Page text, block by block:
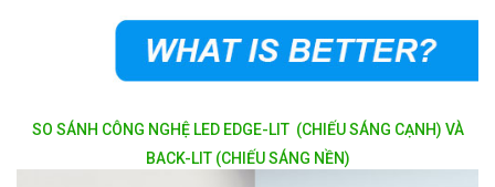
SO SÁNH CÔNG NGHỆ LED EDGE-LIT (CHIẾU SÁNG CẠNH) VÀ
BACK-LIT (CHIẾU SÁNG NỀN)